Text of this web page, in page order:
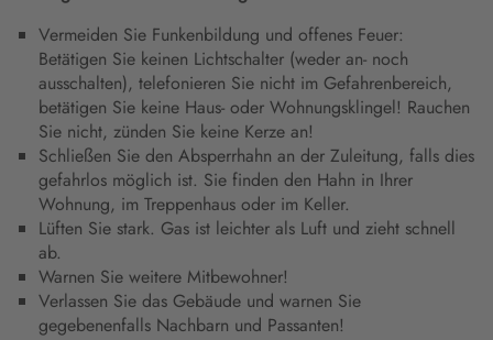
Vermeiden Sie Funkenbildung und offenes Feuer:
Betätigen Sie keinen Lichtschalter (weder an- noch
ausschalten), telefonieren Sie nicht im Gefahrenbereich,
betätigen Sie keine Haus- oder Wohnungsklingel! Rauchen
Sie nicht, zünden Sie keine Kerze an!
Schließen Sie den Absperrhahn an der Zuleitung, falls dies
gefahrlos möglich ist. Sie finden den Hahn in Ihrer
Wohnung, im Treppenhaus oder im Keller.
Lüften Sie stark. Gas ist leichter als Luft und zieht schnell
ab.
Warnen Sie weitere Mitbewohner!
Verlassen Sie das Gebäude und warnen Sie
gegebenenfalls Nachbarn und Passanten!